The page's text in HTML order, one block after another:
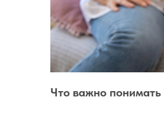
Что важно понимать